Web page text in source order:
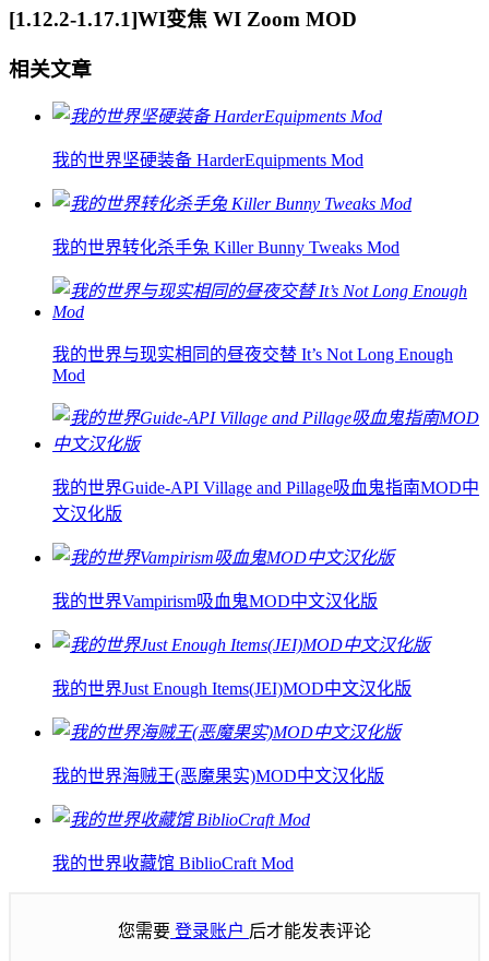
[1.12.2-1.17.1]WI变焦 WI Zoom MOD
相关文章
我的世界坚硬装备 HarderEquipments Mod
我的世界转化杀手兔 Killer Bunny Tweaks Mod
我的世界与现实相同的昼夜交替 It’s Not Long Enough
Mod
我的世界Guide-API Village and Pillage吸血鬼指南MOD中
文汉化版
我的世界Vampirism吸血鬼MOD中文汉化版
我的世界Just Enough Items(JEI)MOD中文汉化版
我的世界海贼王(恶魔果实)MOD中文汉化版
我的世界收藏馆 BiblioCraft Mod
您需要 登录账户 后才能发表评论